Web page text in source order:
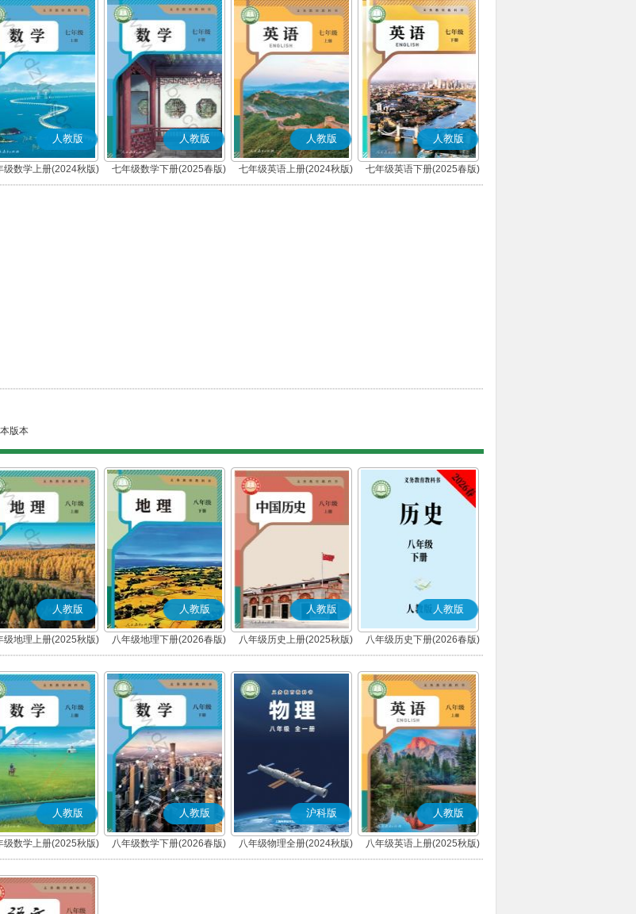
人教版
级数学上册(2024秋版)
人教版
七年级数学下册(2025春版)
人教版
七年级英语上册(2024秋版)
人教版
七年级英语下册(2025春版)
版本
人教版
级地理上册(2025秋版)
人教版
八年级地理下册(2026春版)
人教版
八年级历史上册(2025秋版)
(部编版)
人教版
八年级历史下册(2026春版)
(部编版)
人教版
级数学上册(2025秋版)
人教版
八年级数学下册(2026春版)
沪科版
八年级物理全册(2024秋版)
人教版
八年级英语上册(2025秋版)